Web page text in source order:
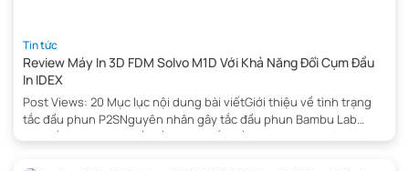
Tin tức
Review Máy In 3D FDM Solvo M1D Với Khả Năng Đổi Cụm Đầu
In IDEX
Post Views: 20 Mục lục nội dung bài viếtGiới thiệu về tình trạng
tắc đầu phun P2SNguyên nhân gây tắc đầu phun Bambu Lab
P2SDấu hiệu nhận biết cần thông tắc đầu phun P2SLưu ý an toàn